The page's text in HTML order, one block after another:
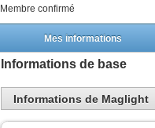
Membre confirmé
Mes informations
Informations de base
Informations de Maglight